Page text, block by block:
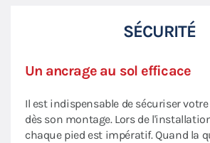
SÉCURITÉ
Un ancrage au sol efficace
Il est indispensable de sécuriser
dès son montage. Lors de
chaque pied est impératif. Quand la